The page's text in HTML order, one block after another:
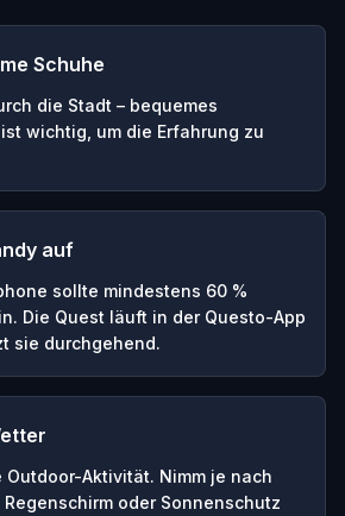
Schuhe
die Stadt – bequemes
wichtig, um die Erfahrung zu
auf
sollte mindestens 60 %
Die Quest läuft in der Questo-App
sie durchgehend.
Outdoor-Aktivität. Nimm je nach
oder Sonnenschutz